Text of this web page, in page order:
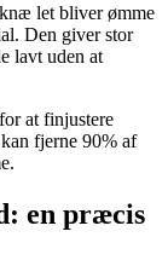
let bliver ømme
Den giver stor
lavt uden at
at finjustere
fjerne 90% af
en præcis